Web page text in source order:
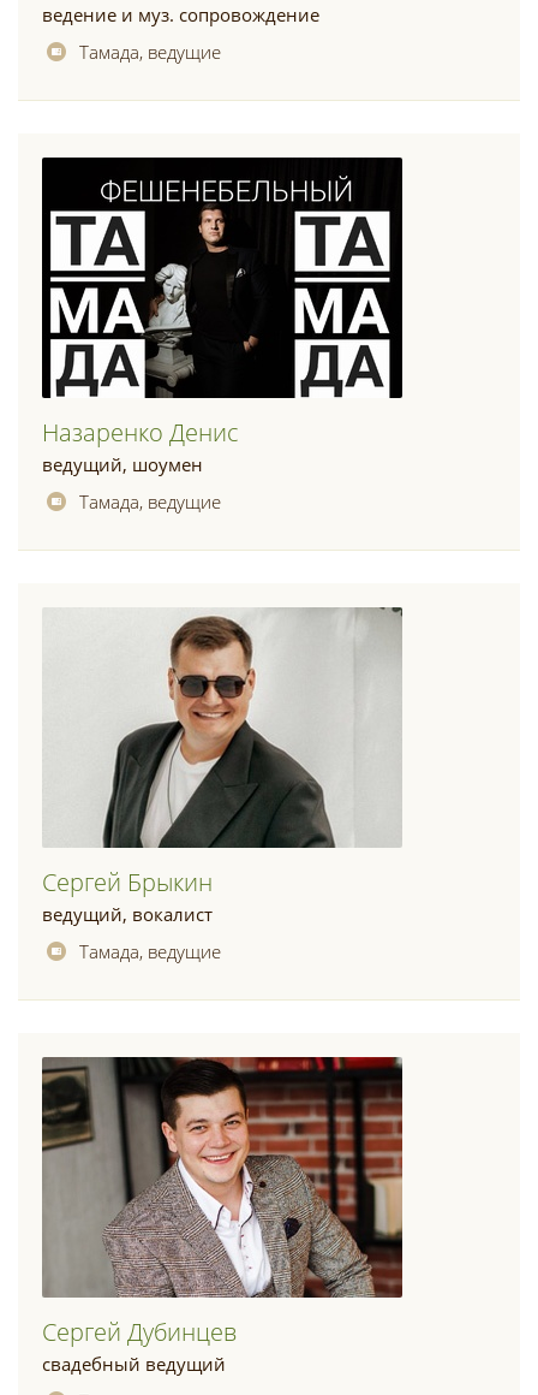
ведение и муз. сопровождение
Тамада, ведущие
Назаренко Денис
ведущий, шоумен
Тамада, ведущие
Сергей Брыкин
ведущий, вокалист
Тамада, ведущие
Сергей Дубинцев
свадебный ведущий